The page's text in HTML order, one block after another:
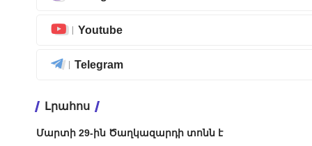
Youtube
Telegram
Լրահոս
Մարտի 29-ին Ծաղկազարդի տոնն է